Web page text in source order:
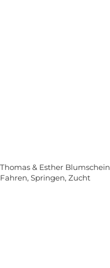
Thomas & Esther Blumschein
Fahren, Springen, Zucht